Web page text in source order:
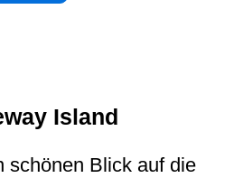
Island
schönen Blick auf die